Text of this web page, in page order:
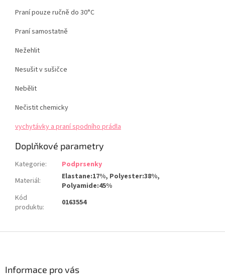
Praní pouze ručně do 30°C
Praní samostatně
Nežehlit
Nesušit v sušičce
Nebělit
Nečistit chemicky
vychytávky a praní spodního prádla
Doplňkové parametry
Kategorie:
Podprsenky
Materiál:
Elastane:17%, Polyester:38%,
Polyamide:45%
Kód
produktu: 0163554
Informace pro vás